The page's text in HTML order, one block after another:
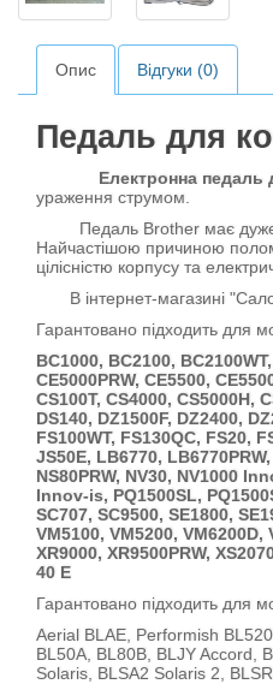
Опис Відгуки (0)
Педаль для
Електронна
ураження струмом.
Педаль Brother має дуже
Найчастішою причиною
цілісністю корпусу та
В інтернет-магазині
Гарантовано підходить для
BC1000, BC2100,
CE5000PRW, CE5500,
CS100T, CS4000, CS5000H,
DS140, DZ1500F, DZ2400,
FS100WT, FS130QC, FS20,
JS50E, LB6770,
NS80PRW, NV30, NV1000
Innov-is, PQ1500SL,
SC707, SC9500, SE1800,
VM5100, VM5200, VM6200D,
XR9000, XR9500PRW,
40 E
Гарантовано підходить для
Aerial BLAE, Performish
BL50A, BL80B, BLJY Accord,
Solaris, BLSA2 Solaris 2,